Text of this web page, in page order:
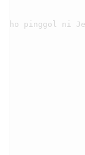
ho pinggol ni